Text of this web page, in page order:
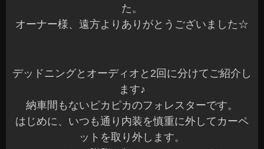
た。
オーナー様、遠方よりありがとうございました☆
デッドニングとオーディオと2回に分けてご紹介し
ます♪
納車間もないピカピカのフォレスターです。
はじめに、いつも通り内装を慎重に外してカーペ
ットを取り外します。